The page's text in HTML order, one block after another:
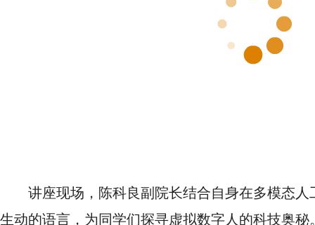
讲座现场，陈科良副院长结合自身在多模态
生动的语言，为同学们探寻虚拟数字人的科技奥